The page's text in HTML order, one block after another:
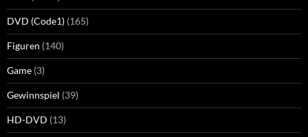
DVD (Code1) (165)
Figuren (140)
Game (3)
Gewinnspiel (39)
HD-DVD (13)